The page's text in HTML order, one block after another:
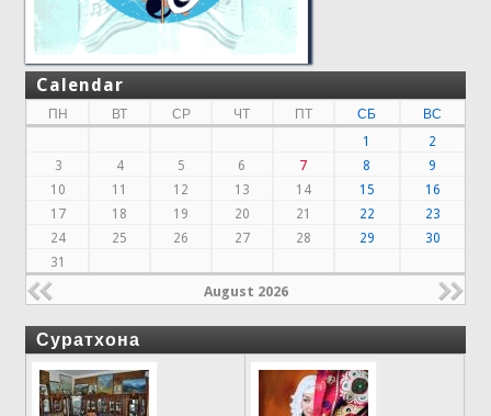
Calendar
ПН ВТ СР ЧТ ПТ СБ
ВС
1
2
3
4 5 6 7 8
9
10
11 12 13 14 15
16
17
18 19 20 21 22
23
24
25 26 27 28 29
30
31
August 2026
Суратхона